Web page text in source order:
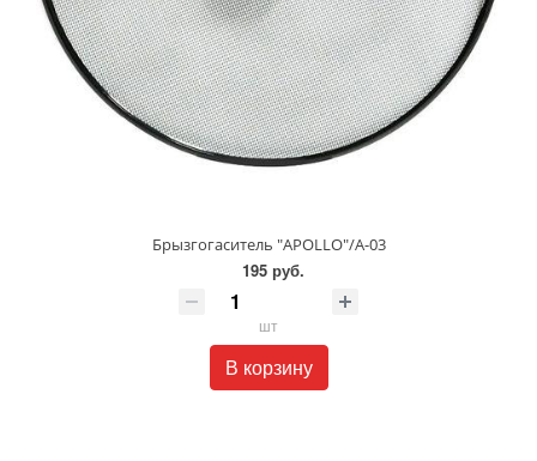
Брызгогаситель "APOLLO"/A-03
195 руб.
шт
В корзину